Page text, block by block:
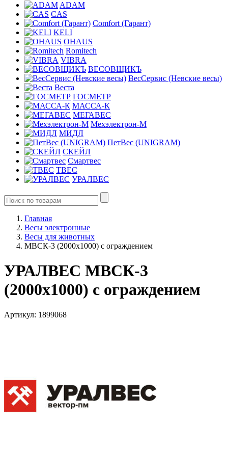
ADAM
CAS
Comfort (Гарант)
KELI
OHAUS
Romitech
VIBRA
ВЕСОВЩИКЪ
ВесСервис (Невские весы)
Веста
ГОСМЕТР
МАССА-К
МЕГАВЕС
Мехэлектрон-М
МИДЛ
ПетВес (UNIGRAM)
СКЕЙЛ
Смартвес
ТВЕС
УРАЛВЕС
Главная
Весы электронные
Весы для животных
МВСК-3 (2000х1000) с ограждением
УРАЛВЕС МВСК-3
(2000х1000) с ограждением
Артикул: 1899068